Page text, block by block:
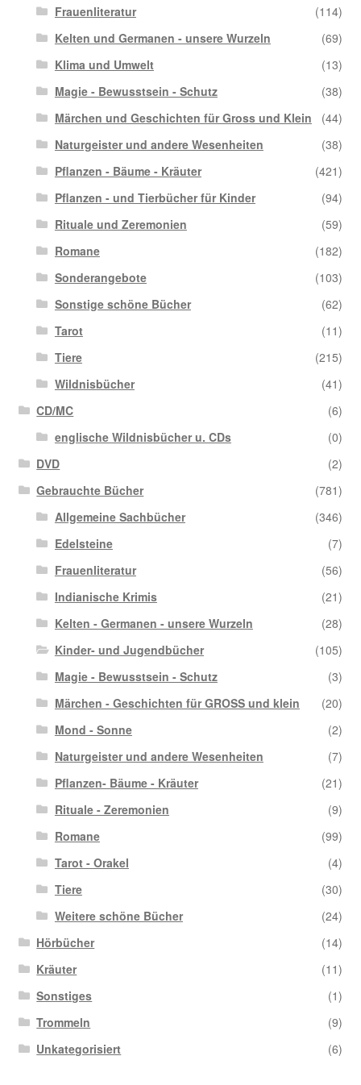
Frauenliteratur
(114)
Kelten und Germanen - unsere Wurzeln
(69)
Klima und Umwelt
(13)
Magie - Bewusstsein - Schutz
(38)
Märchen und Geschichten für Gross und Klein
(44)
Naturgeister und andere Wesenheiten
(38)
Pflanzen - Bäume - Kräuter
(421)
Pflanzen - und Tierbücher für Kinder
(94)
Rituale und Zeremonien
(59)
Romane
(182)
Sonderangebote
(103)
Sonstige schöne Bücher
(62)
Tarot
(11)
Tiere
(215)
Wildnisbücher
(41)
CD/MC
(6)
englische Wildnisbücher u. CDs
(0)
DVD
(2)
Gebrauchte Bücher
(781)
Allgemeine Sachbücher
(346)
Edelsteine
(7)
Frauenliteratur
(56)
Indianische Krimis
(21)
Kelten - Germanen - unsere Wurzeln
(28)
Kinder- und Jugendbücher
(105)
Magie - Bewusstsein - Schutz
(3)
Märchen - Geschichten für GROSS und klein
(20)
Mond - Sonne
(2)
Naturgeister und andere Wesenheiten
(7)
Pflanzen- Bäume - Kräuter
(21)
Rituale - Zeremonien
(9)
Romane
(99)
Tarot - Orakel
(4)
Tiere
(30)
Weitere schöne Bücher
(24)
Hörbücher
(14)
Kräuter
(11)
Sonstiges
(1)
Trommeln
(9)
Unkategorisiert
(6)